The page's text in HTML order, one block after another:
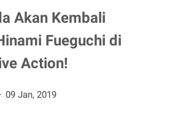
Akan Kembali
Fueguchi di
Action!
09 Jan, 2019